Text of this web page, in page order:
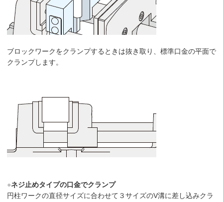
ブロックワークをクランプするときは抜き取り、標準口金の平面で
クランプします。
●ネジ止めタイプの口金でクランプ
円柱ワークの直径サイズに合わせて３サイズのV溝に差し込みクラ